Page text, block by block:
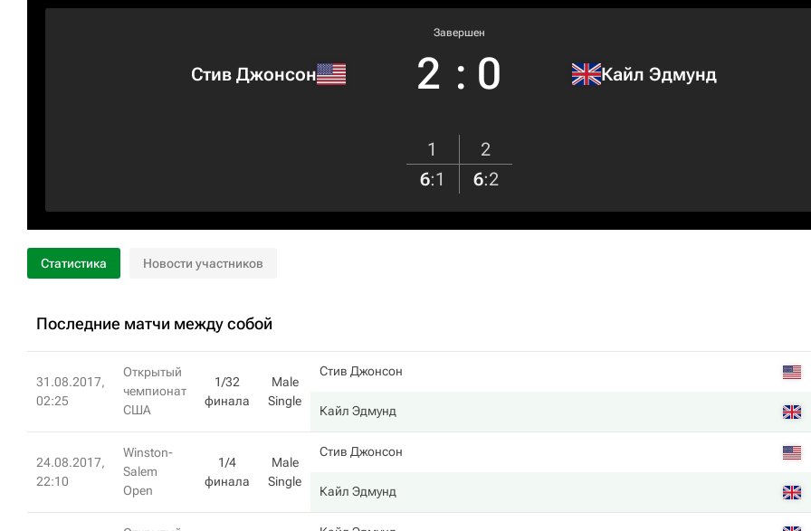
Стив Джонсон
Завершен
2 : 0 Кайл Эдмунд
1
2
6:1 6:2
Статистика Новости участников
Последние матчи между собой
31.08.2017,
02:25
Открытый
чемпионат
США
1/32
финала
Male
Single
Стив Джонсон
Кайл Эдмунд
24.08.2017,
22:10
Winston-
Salem
Open
1/4
финала
Male
Single
Стив Джонсон
Кайл Эдмунд